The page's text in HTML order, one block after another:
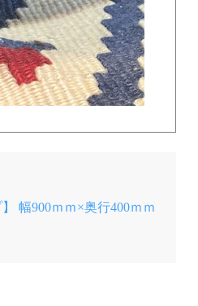
幅900ｍｍ×奥行400ｍｍ